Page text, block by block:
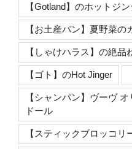
【Gotland】のホットジ
【お土産パン】夏野菜の
【しゃけハラス】の絶品
【ゴト】のHot Jinger
【シャンパン】ヴーヴ
ドール
【スティックブロッコリ